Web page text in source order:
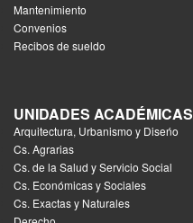
Mantenimiento
Convenios
Recibos de sueldo
UNIDADES ACADÉMICAS
Arquitectura, Urbanismo y Diseńo
Cs. Agrarias
Cs. de la Salud y Servicio Social
Cs. Económicas y Sociales
Cs. Exactas y Naturales